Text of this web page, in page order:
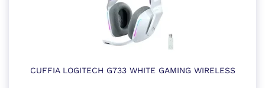
CUFFIA LOGITECH G733 WHITE GAMING WIRELESS